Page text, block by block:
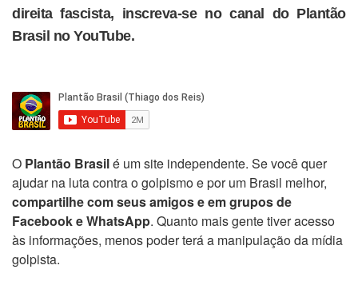
direita fascista, inscreva-se no canal do Plantão
Brasil no YouTube.
O Plantão Brasilé um site independente. Se você quer
ajudar na luta contra o golpismo e por um Brasil melhor,
compartilhe com seus amigos e em grupos de
Facebook e WhatsApp. Quanto mais gente tiver acesso
às informações, menos poder terá a manipulação da mídia
golpista.